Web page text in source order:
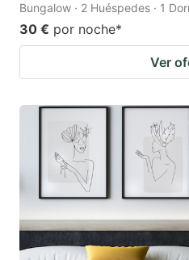
Bungalow · 2 Huéspedes · 1
30 € por noche*
Ver